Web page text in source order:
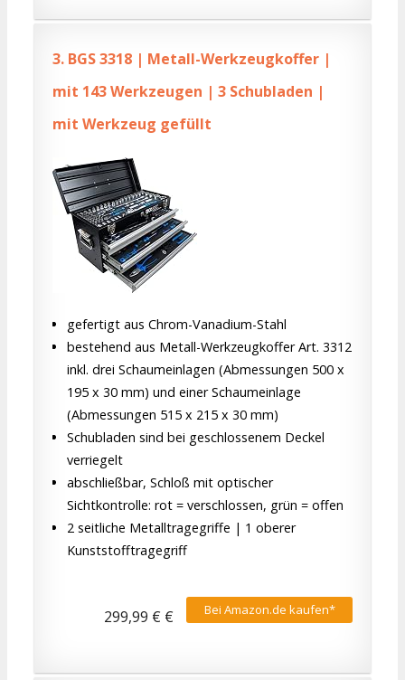
3. BGS 3318 | Metall-Werkzeugkoffer |
mit 143 Werkzeugen | 3 Schubladen |
mit Werkzeug gefüllt
gefertigt aus Chrom-Vanadium-Stahl
bestehend aus Metall-Werkzeugkoffer Art. 3312
inkl. drei Schaumeinlagen (Abmessungen 500 x
195 x 30 mm) und einer Schaumeinlage
(Abmessungen 515 x 215 x 30 mm)
Schubladen sind bei geschlossenem Deckel
verriegelt
abschließbar, Schloß mit optischer
Sichtkontrolle: rot = verschlossen, grün = offen
2 seitliche Metalltragegriffe | 1 oberer
Kunststofftragegriff
Bei Amazon.de kaufen*
299,99 € €